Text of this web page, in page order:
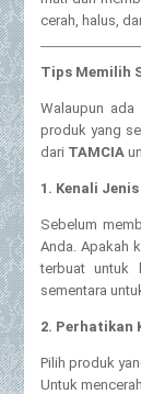
cerah, halus,
Tips Memilih
Walaupun
produk yang
dari TAMCIA
1. Kenali
Sebelum
Anda. Apakah
terbuat untuk
sementara
2. Perhatikan
Pilih produk
Untuk